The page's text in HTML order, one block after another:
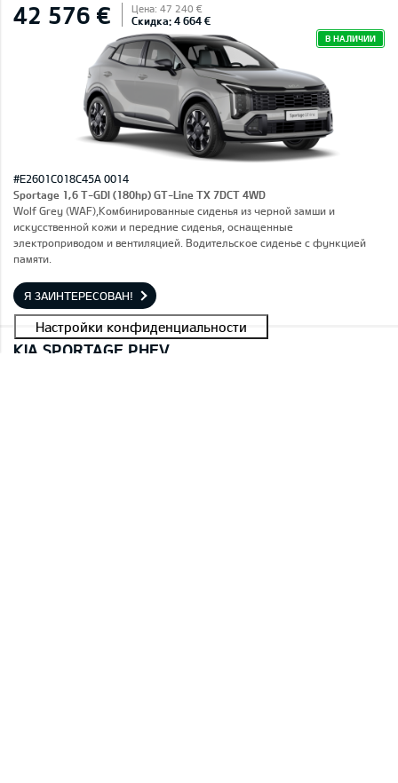
42 576 € Цена: 47 240 €
Скидка: 4 664 €
В НАЛИЧИИ
#E2601C018C45A 0014
Sportage 1,6 T-GDI (180hp) GT-Line TX 7DCT 4WD
Wolf Grey (WAF),Комбинированные сиденья из черной замши и
искусственной кожи и передние сиденья, оснащенные
электроприводом и вентиляцией. Водительское сиденье с функцией
памяти.
Я ЗАИНТЕРЕСОВАН!
KIA SPORTAGE PHEV